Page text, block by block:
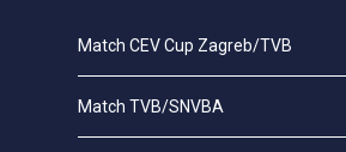
Match CEV Cup Zagreb/TVB
Match TVB/SNVBA